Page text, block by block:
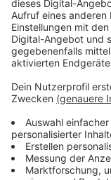
©Slap
Anzeige
Dass man
eigentlich nie ein
auch Ruhm und
Fighting
gibt. Große,
gegenseitig mit